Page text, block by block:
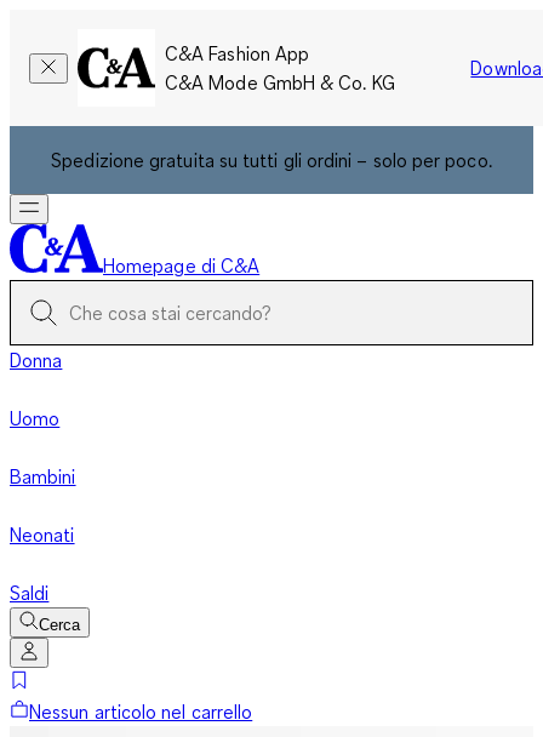
C&A Fashion App
C&A Mode GmbH & Co. KG
Spedizione gratuita su tutti gli ordini – solo per poco.
Homepage di C&A
Donna
Uomo
Bambini
Neonati
Saldi
Cerca
Nessun articolo nel carrello